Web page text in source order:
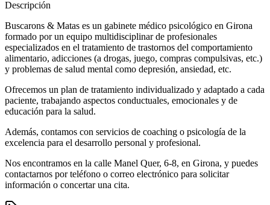
Descripción
Buscarons & Matas es un gabinete médico psicológico en Girona
formado por un equipo multidisciplinar de profesionales
especializados en el tratamiento de trastornos del comportamiento
alimentario, adicciones (a drogas, juego, compras compulsivas, etc.)
y problemas de salud mental como depresión, ansiedad, etc.
Ofrecemos un plan de tratamiento individualizado y adaptado a cada
paciente, trabajando aspectos conductuales, emocionales y de
educación para la salud.
Además, contamos con servicios de coaching o psicología de la
excelencia para el desarrollo personal y profesional.
Nos encontramos en la calle Manel Quer, 6-8, en Girona, y puedes
contactarnos por teléfono o correo electrónico para solicitar
información o concertar una cita.